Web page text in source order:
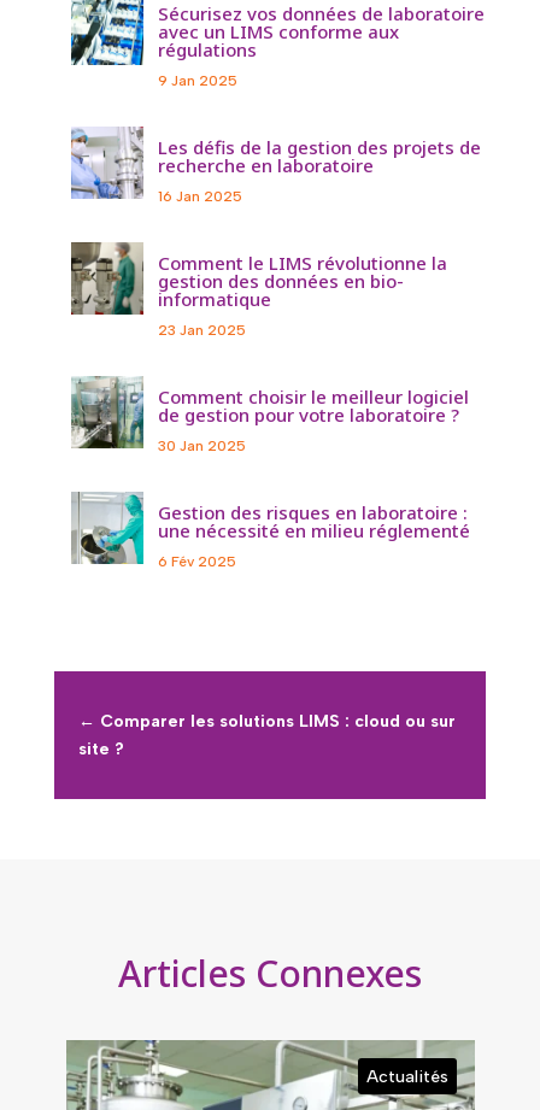
Sécurisez vos données de laboratoire
avec un LIMS conforme aux
régulations
9 Jan 2025
Les défis de la gestion des projets de
recherche en laboratoire
16 Jan 2025
Comment le LIMS révolutionne la
gestion des données en bio-
informatique
23 Jan 2025
Comment choisir le meilleur logiciel
de gestion pour votre laboratoire ?
30 Jan 2025
Gestion des risques en laboratoire :
une nécessité en milieu réglementé
6 Fév 2025
← Comparer les solutions LIMS : cloud ou sur
site ?
Articles Connexes
Actualités